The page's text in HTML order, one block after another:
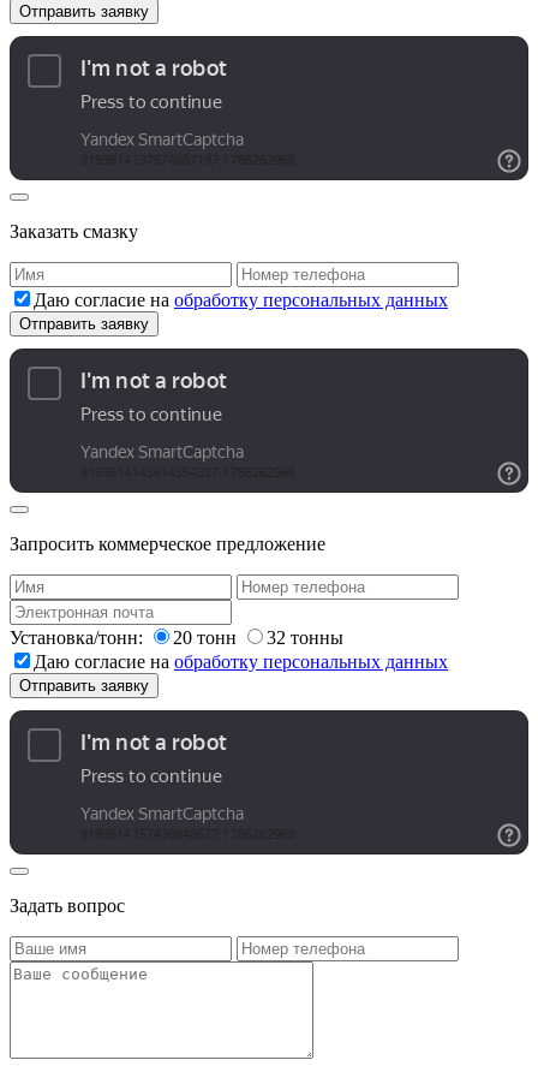
Заказать смазку
Даю согласие на обработку персональных данных
Запросить коммерческое предложение
Установка/тонн: 20 тонн
32 тонны
Даю согласие на обработку персональных данных
Задать вопрос